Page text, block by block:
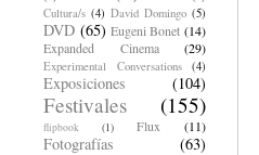
Cultura/s (4) David Domingo (5)
DVD (65) Eugeni Bonet (14)
Expanded Cinema
(29)
Experimental Conversations (4)
Exposiciones (104)
Festivales (155)
flipbook (1) Flux (11)
Fotografías (63)